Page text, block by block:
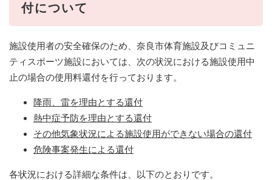
付について
施設使用者の安全確保のため、奈良市体育施設及びコミュニ
ティスポーツ施設においては、次の状況における施設使用中
止の場合の使用料還付を行っております。
降雨、雷を理由とする還付
熱中症予防を理由とする還付
その他気象状況による施設使用ができない場合の還付
危険事案発生による還付
各状況における詳細な条件は、以下のとおりです。